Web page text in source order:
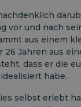
vor und nach
aus einem
26 Jahren aus
dass er die
habe.
selbst erlebt